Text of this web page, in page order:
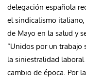
delegación española
el sindicalismo italiano,
de Mayo en la salud y
“Unidos por un trabajo
la siniestralidad
cambio de época. Por